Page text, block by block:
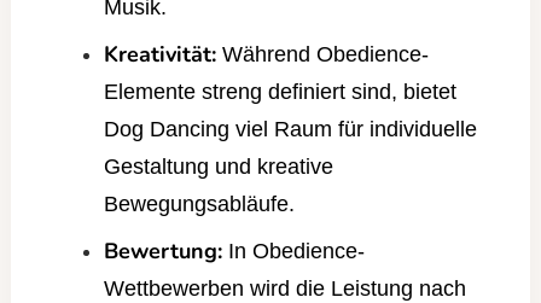
Musik.
Kreativität:Während Obedience-
Elemente streng definiert sind, bietet
Dog Dancing viel Raum für individuelle
Gestaltung und kreative
Bewegungsabläufe.
Bewertung:In Obedience-
Wettbewerben wird die Leistung nach